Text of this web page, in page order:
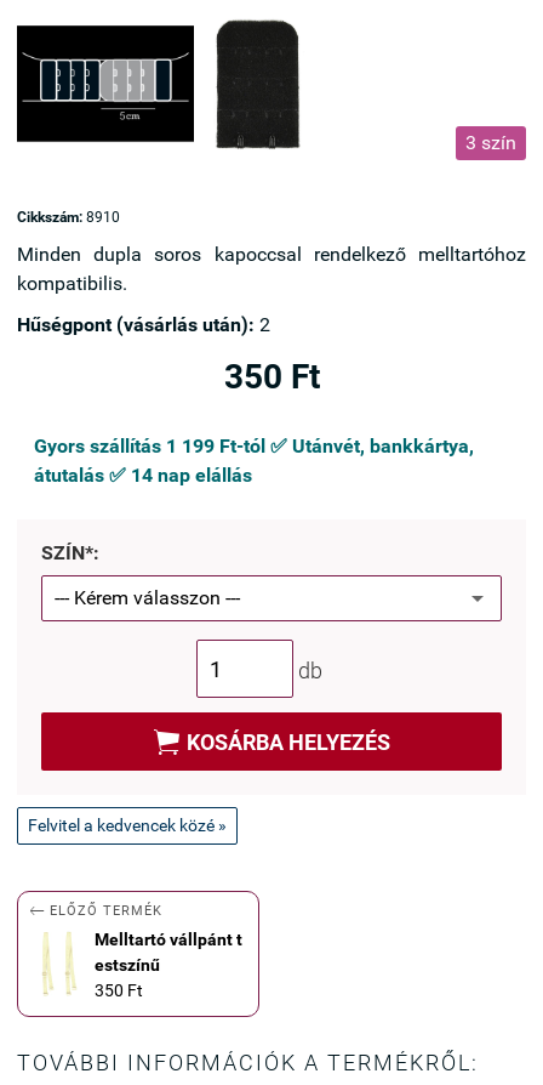
3 szín
Cikkszám: 8910
Minden dupla soros kapoccsal rendelkező melltartóhoz
kompatibilis.
Hűségpont (vásárlás után): 2
350 Ft
Gyors szállítás 1 199 Ft-tól ✅ Utánvét, bankkártya,
átutalás ✅ 14 nap elállás
SZÍN*:
db
 KOSÁRBA HELYEZÉS
Felvitel a kedvencek közé »
 ELŐZŐ TERMÉK
Melltartó vállpánt t
estszínű
350 Ft
TOVÁBBI INFORMÁCIÓK A TERMÉKRŐL: